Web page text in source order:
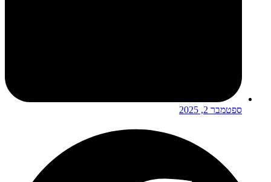
ספטמבר 2, 2025